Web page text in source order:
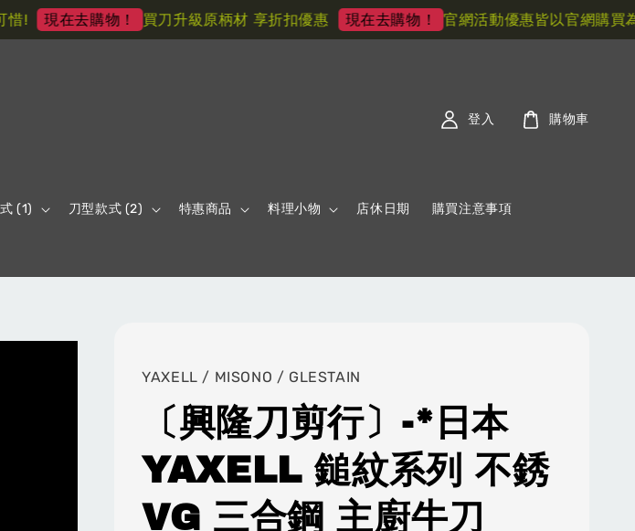
現在去購物！ 買刀升級原柄材 享折扣優惠 現在去購物！ 官網活動優惠皆以官網購買為
(1) 刀型款式 (2) 特惠商品 料理小物 店休日期 購買注意事項
登入 購物車
YAXELL / MISONO / GLESTAIN
〔興隆刀剪行〕-*日本
YAXELL 鎚紋系列 不銹
VG 三合鋼 主廚牛刀